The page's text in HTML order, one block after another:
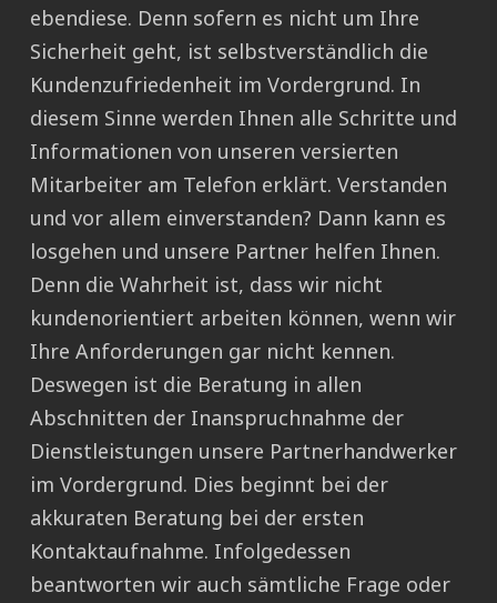
ebendiese. Denn sofern es nicht um Ihre
Sicherheit geht, ist selbstverständlich die
Kundenzufriedenheit im Vordergrund. In
diesem Sinne werden Ihnen alle Schritte und
Informationen von unseren versierten
Mitarbeiter am Telefon erklärt. Verstanden
und vor allem einverstanden? Dann kann es
losgehen und unsere Partner helfen Ihnen.
Denn die Wahrheit ist, dass wir nicht
kundenorientiert arbeiten können, wenn wir
Ihre Anforderungen gar nicht kennen.
Deswegen ist die Beratung in allen
Abschnitten der Inanspruchnahme der
Dienstleistungen unsere Partnerhandwerker
im Vordergrund. Dies beginnt bei der
akkuraten Beratung bei der ersten
Kontaktaufnahme. Infolgedessen
beantworten wir auch sämtliche Frage oder